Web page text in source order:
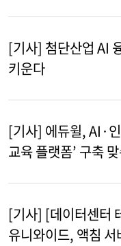
[기사] 첨단산업 AI
키운다
[기사] 에듀윌, AI·
교육 플랫폼’ 구축
[기사] [데이터센터
유니와이드, 액침